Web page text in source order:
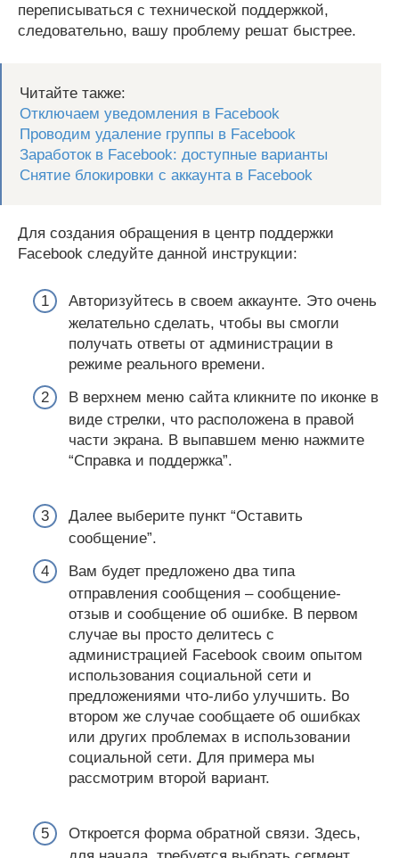
переписываться с технической поддержкой,
следовательно, вашу проблему решат быстрее.
Читайте также:
Отключаем уведомления в Facebook
Проводим удаление группы в Facebook
Заработок в Facebook: доступные варианты
Снятие блокировки с аккаунта в Facebook
Для создания обращения в центр поддержки
Facebook следуйте данной инструкции:
Авторизуйтесь в своем аккаунте. Это очень
желательно сделать, чтобы вы смогли
получать ответы от администрации в
режиме реального времени.
В верхнем меню сайта кликните по иконке в
виде стрелки, что расположена в правой
части экрана. В выпавшем меню нажмите
“Справка и поддержка”.
Далее выберите пункт “Оставить
сообщение”.
Вам будет предложено два типа
отправления сообщения – сообщение-
отзыв и сообщение об ошибке. В первом
случае вы просто делитесь с
администрацией Facebook своим опытом
использования социальной сети и
предложениями что-либо улучшить. Во
втором же случае сообщаете об ошибках
или других проблемах в использовании
социальной сети. Для примера мы
рассмотрим второй вариант.
Откроется форма обратной связи. Здесь,